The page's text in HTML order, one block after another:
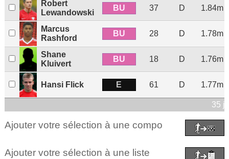
Robert
Lewandowski
BU 37 D 1.84m
Marcus
Rashford
BU 28 D 1.78m
Shane
Kluivert
BU 18 D 1.76m
Hansi Flick E 61 D 1.77m
35
Ajouter votre sélection à une compo
Ajouter votre sélection à une liste